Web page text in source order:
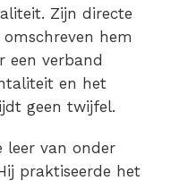
Zijn directe
omschreven hem
een verband
en het
geen twijfel.
leer van onder
praktiseerde het